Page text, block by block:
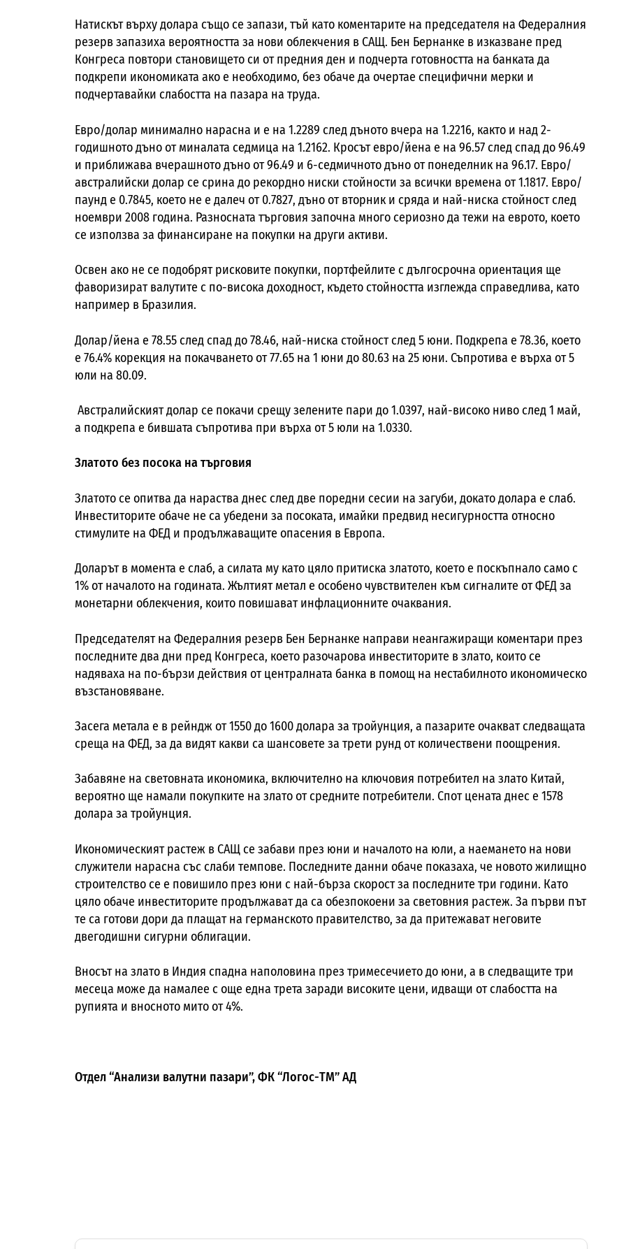
Натискът върху долара също се запази, тъй като коментарите на председателя на Федералния
резерв запазиха вероятността за нови облекчения в САЩ. Бен Бернанке в изказване пред
Конгреса повтори становището си от предния ден и подчерта готовността на банката да
подкрепи икономиката ако е необходимо, без обаче да очертае специфични мерки и
подчертавайки слабостта на пазара на труда.
Евро/долар минимално нарасна и е на 1.2289 след дъното вчера на 1.2216, както и над 2-
годишното дъно от миналата седмица на 1.2162. Кросът евро/йена е на 96.57 след спад до 96.49
и приближава вчерашното дъно от 96.49 и 6-седмичното дъно от понеделник на 96.17. Евро/
австралийски долар се срина до рекордно ниски стойности за всички времена от 1.1817. Евро/
паунд е 0.7845, което не е далеч от 0.7827, дъно от вторник и сряда и най-ниска стойност след
ноември 2008 година. Разносната търговия започна много сериозно да тежи на еврото, което
се използва за финансиране на покупки на други активи.
Освен ако не се подобрят рисковите покупки, портфейлите с дългосрочна ориентация ще
фаворизират валутите с по-висока доходност, където стойността изглежда справедлива, като
например в Бразилия.
Долар/йена е 78.55 след спад до 78.46, най-ниска стойност след 5 юни. Подкрепа е 78.36, което
е 76.4% корекция на покачването от 77.65 на 1 юни до 80.63 на 25 юни. Съпротива е върха от 5
юли на 80.09.
Австралийският долар се покачи срещу зелените пари до 1.0397, най-високо ниво след 1 май,
а подкрепа е бившата съпротива при върха от 5 юли на 1.0330.
Златото без посока на търговия
Златото се опитва да нараства днес след две поредни сесии на загуби, докато долара е слаб.
Инвеститорите обаче не са убедени за посоката, имайки предвид несигурността относно
стимулите на ФЕД и продължаващите опасения в Европа.
Доларът в момента е слаб, а силата му като цяло притиска златото, което е поскъпнало само с
1% от началото на годината. Жълтият метал е особено чувствителен към сигналите от ФЕД за
монетарни облекчения, които повишават инфлационните очаквания.
Председателят на Федералния резерв Бен Бернанке направи неангажиращи коментари през
последните два дни пред Конгреса, което разочарова инвеститорите в злато, които се
надяваха на по-бързи действия от централната банка в помощ на нестабилното икономическо
възстановяване.
Засега метала е в рейндж от 1550 до 1600 долара за тройунция, а пазарите очакват следващата
среща на ФЕД, за да видят какви са шансовете за трети рунд от количествени поощрения.
Забавяне на световната икономика, включително на ключовия потребител на злато Китай,
вероятно ще намали покупките на злато от средните потребители. Спот цената днес е 1578
долара за тройунция.
Икономическият растеж в САЩ се забави през юни и началото на юли, а наемането на нови
служители нарасна със слаби темпове. Последните данни обаче показаха, че новото жилищно
строителство се е повишило през юни с най-бърза скорост за последните три години. Като
цяло обаче инвеститорите продължават да са обезпокоени за световния растеж. За първи път
те са готови дори да плащат на германското правителство, за да притежават неговите
двегодишни сигурни облигации.
Вносът на злато в Индия спадна наполовина през тримесечието до юни, а в следващите три
месеца може да намалее с още една трета заради високите цени, идващи от слабостта на
рупията и вносното мито от 4%.
Отдел “Анализи валутни пазари”, ФК “Логос-ТМ” АД